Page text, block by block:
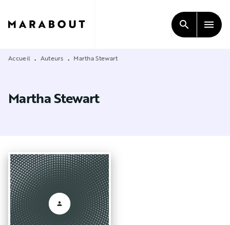
CONTENU
search menu
Accueil • Auteurs • Martha Stewart
Martha Stewart